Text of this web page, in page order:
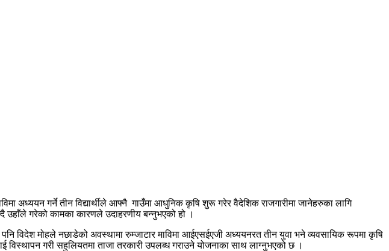
अध्ययन गर्ने तीन विद्यार्थीले आफ्नै गाउँमा आधुनिक कृषि शुरू गरेर वैदेशिक राजगारीमा जानेहरुका लागि
उहाँले गरेको कामका कारणले उदाहरणीय बन्नुभएको हो ।
विदेश मोहले नछाडेको अवस्थामा रुम्जाटार माविमा आईएसईएजी अध्ययनरत तीन युवा भने व्यवसायिक रूपमा कृषि
गरी सहुलियतमा ताजा तरकारी उपलब्ध गराउने योजनाका साथ लाग्नुभएको छ ।